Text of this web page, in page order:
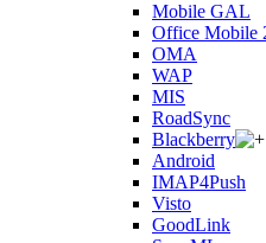
Mobile GAL
Office Mobile
OMA
WAP
MIS
RoadSync
Blackberry
Android
IMAP4Push
Visto
GoodLink